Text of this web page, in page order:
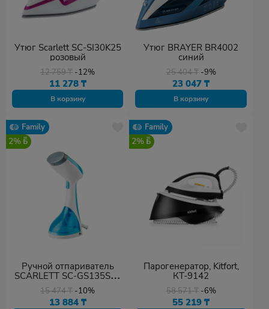
Утюг Scarlett SC-SI30K25
розовый
12 759₸ -12%
11 278 ₸
В корзину
Утюг BRAYER BR4002
синий
25 404₸ -9%
23 047₸
В корзину
Family
2%
Ручной отпариватель
SCARLETT SC-GS135S04
синий
15 474₸ -10%
13 884 ₸
Family
2%
Парогенератор, Kitfort,
КТ-9142
58 571₸ -6%
55 219₸